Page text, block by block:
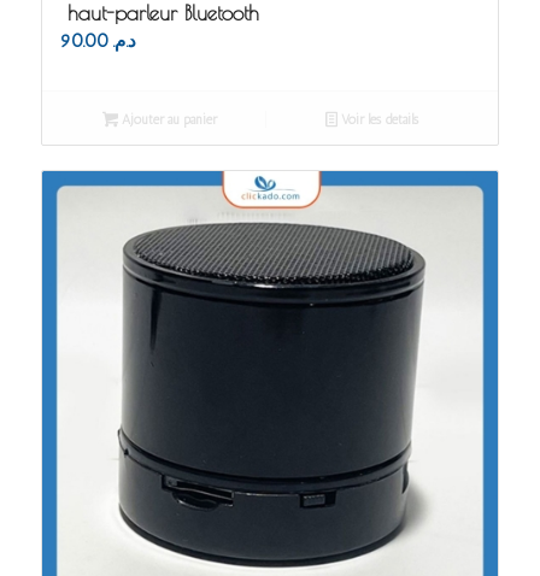
haut-parleur Bluetooth
د.م. 90.00
Ajouter au panier Voir les détails